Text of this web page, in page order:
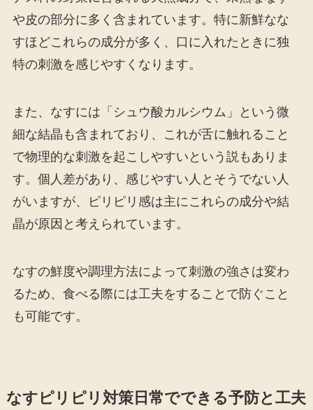
や皮の部分に多く含まれています。特に新鮮なな
すほどこれらの成分が多く、口に入れたときに独
特の刺激を感じやすくなります。
また、なすには「シュウ酸カルシウム」という微
細な結晶も含まれており、これが舌に触れること
で物理的な刺激を起こしやすいという説もありま
す。個人差があり、感じやすい人とそうでない人
がいますが、ピリピリ感は主にこれらの成分や結
晶が原因と考えられています。
なすの鮮度や調理方法によって刺激の強さは変わ
るため、食べる際には工夫をすることで防ぐこと
も可能です。
なすピリピリ対策日常でできる予防と工夫